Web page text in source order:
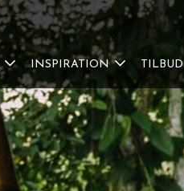
INSPIRATION TILBUD